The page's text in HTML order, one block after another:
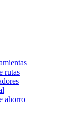
rutas
ahorro